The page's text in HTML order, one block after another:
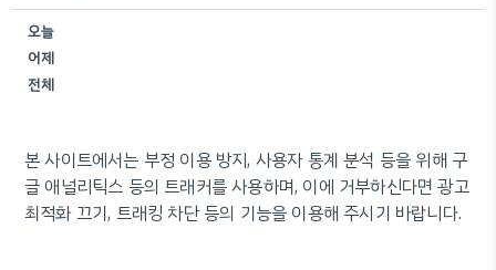
오늘
어제
전체
본 사이트에서는 부정 이용 방지, 사용자 통계 분석 등을 위해 구
글 애널리틱스 등의 트래커를 사용하며, 이에 거부하신다면 광고
최적화 끄기, 트래킹 차단 등의 기능을 이용해 주시기 바랍니다.